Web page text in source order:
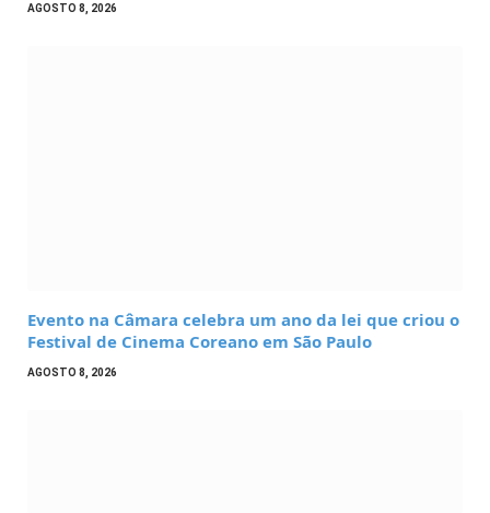
AGOSTO 8, 2026
Evento na Câmara celebra um ano da lei que criou o
Festival de Cinema Coreano em São Paulo
AGOSTO 8, 2026